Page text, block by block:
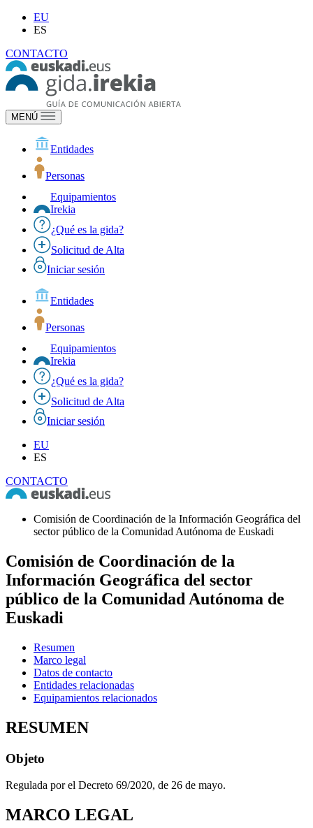
EU
ES
CONTACTO
MENÚ
Entidades
Personas
Equipamientos
Irekia
¿Qué es la gida?
Solicitud de Alta
Iniciar sesión
Entidades
Personas
Equipamientos
Irekia
¿Qué es la gida?
Solicitud de Alta
Iniciar sesión
EU
ES
CONTACTO
Comisión de Coordinación de la Información Geográfica del
sector público de la Comunidad Autónoma de Euskadi
Comisión de Coordinación de la
Información Geográfica del sector
público de la Comunidad Autónoma de
Euskadi
Resumen
Marco legal
Datos de contacto
Entidades relacionadas
Equipamientos relacionados
RESUMEN
Objeto
Regulada por el Decreto 69/2020, de 26 de mayo.
MARCO LEGAL